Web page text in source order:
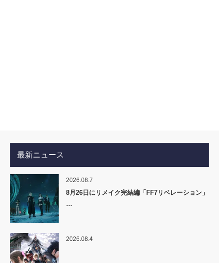
最新ニュース
2026.08.7
8月26日にリメイク完結編「FF7リベレーション」
…
2026.08.4